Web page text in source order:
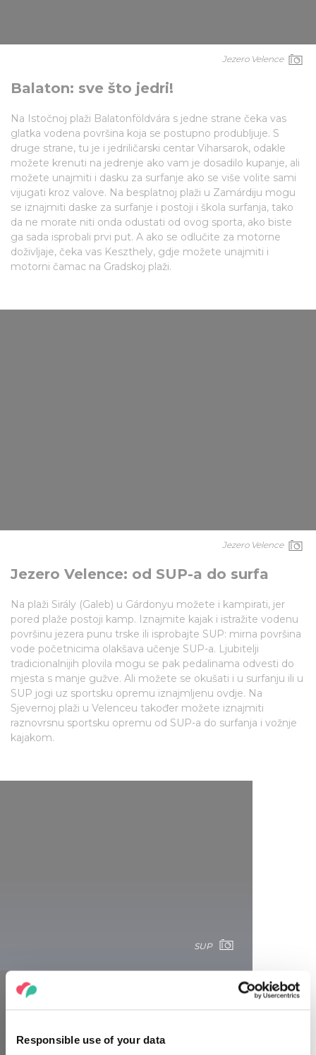
Responsible use of your data
Jezero Velence
Balaton: sve što jedri!
Na Istočnoj plaži Balatonföldvára s jedne strane čeka vas
glatka vodena površina koja se postupno produbljuje. S
druge strane, tu je i jedriličarski centar Viharsarok, odakle
možete krenuti na jedrenje ako vam je dosadilo kupanje, ali
možete unajmiti i dasku za surfanje ako se više volite sami
vijugati kroz valove. Na besplatnoj plaži u Zamárdiju mogu
se iznajmiti daske za surfanje i postoji i škola surfanja, tako
da ne morate niti onda odustati od ovog sporta, ako biste
ga sada isprobali prvi put. A ako se odlučite za motorne
doživljaje, čeka vas Keszthely, gdje možete unajmiti i
motorni čamac na Gradskoj plaži.
Jezero Velence
Jezero Velence: od SUP-a do surfa
Na plaži Sirály (Galeb) u Gárdonyu možete i kampirati, jer
pored plaže postoji kamp. Iznajmite kajak i istražite vodenu
površinu jezera punu trske ili isprobajte SUP: mirna površina
vode početnicima olakšava učenje SUP-a. Ljubitelji
tradicionalnijih plovila mogu se pak pedalinama odvesti do
mjesta s manje gužve. Ali možete se okušati i u surfanju ili u
SUP jogi uz sportsku opremu iznajmljenu ovdje. Na
Sjevernoj plaži u Velenceu također možete iznajmiti
raznovrsnu sportsku opremu od SUP-a do surfanja i vožnje
kajakom.
SUP